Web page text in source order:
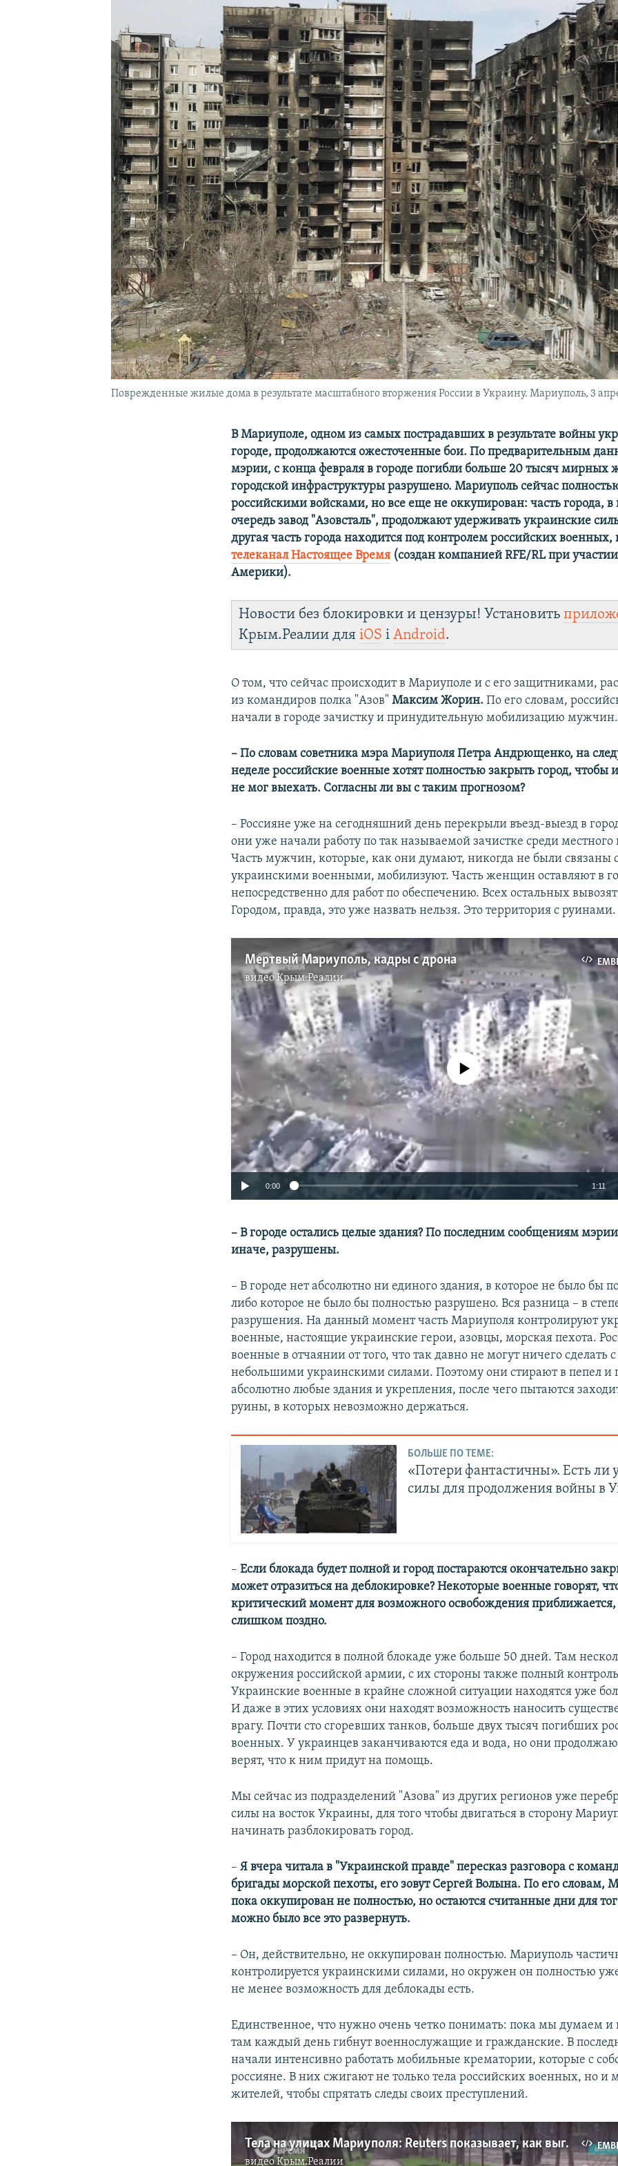
КРЫМ.НЕПОКОРЕННЫЙ
УКРАИНСКАЯ ПРОБЛЕМА КРЫМА
Поврежденные жилые дома в результате масштабного вторжения России в Украину. Мариуполь, 3
В Мариуполе, одном из самых пострадавших в результате войны
городе, продолжаются ожесточенные бои. По предварительным
мэрии, с конца февраля в городе погибли больше 20 тысяч мирных
городской инфраструктуры разрушено. Мариуполь сейчас
российскими войсками, но все еще не оккупирован: часть города, в
очередь завод "Азовсталь", продолжают удерживать украинские
другая часть города находится под контролем российских
телеканал Настоящее Время (создан компанией RFE/RL при участии
Америки).
Новости без блокировки и цензуры! Установить
Крым.Реалии дляiOS іAndroid.
О том, что сейчас происходит в Мариуполе и с его защитниками,
из командиров полка "Азов"Максим Жорин.По его словам,
начали в городе зачистку и принудительную мобилизацию мужчин.
– По словам советника мэра Мариуполя Петра Андрющенко, на
неделе российские военные хотят полностью закрыть город, чтобы
не мог выехать. Согласны ли вы с таким прогнозом?
– Россияне уже на сегодняшний день перекрыли въезд-выезд в
они уже начали работу по так называемой зачистке среди местного
Часть мужчин, которые, как они думают, никогда не были связаны
украинскими военными, мобилизуют. Часть женщин оставляют в
непосредственно для работ по обеспечению. Всех остальных
Городом, правда, это уже назвать нельзя. Это территория с руинами.
Мертвый Мариуполь, кадры с дрона
видеоКрым.Реалии
Auto 240p 360p 480p
720p 1080p
No media source currently available
0:00 1:11
– В городе остались целые здания? По последним сообщениям
иначе, разрушены.
– В городе нет абсолютно ни единого здания, в которое не было бы
либо которое не было бы полностью разрушено. Вся разница – ​в
разрушения. На данный момент часть Мариуполя контролируют
военные, настоящие украинские герои, азовцы, морская пехота.
военные в отчаянии от того, что так давно не могут ничего сделать
небольшими украинскими силами. Поэтому они стирают в пепел и
абсолютно любые здания и укрепления, после чего пытаются
руины, в которых невозможно держаться.
БОЛЬШЕ ПО ТЕМЕ:
«Потери фантастичны». Есть ли
силы для продолжения войны в
– ​Если блокада будет полной и город постараются окончательно
может отразиться на деблокировке? Некоторые военные говорят,
критический момент для возможного освобождения приближается,
слишком поздно.
– Город находится в полной блокаде уже больше 50 дней. Там
окружения российской армии, с их стороны также полный
Украинские военные в крайне сложной ситуации находятся уже
И даже в этих условиях они находят возможность наносить
врагу. Почти сто сгоревших танков, больше двух тысяч погибших
военных. У украинцев заканчиваются еда и вода, но они
верят, что к ним придут на помощь.
Мы сейчас из подразделений "Азова" из других регионов уже
силы на восток Украины, для того чтобы двигаться в сторону
начинать разблокировать город.​
– ​Я вчера читала в "Украинской правде" пересказ разговора с
бригады морской пехоты, его зовут Сергей Волына. По его словам,
пока оккупирован не полностью, но остаются считанные дни для
можно было все это развернуть.
– Он, действительно, не оккупирован полностью. Мариуполь
контролируется украинскими силами, но окружен он полностью
не менее возможность для деблокады есть.
Единственное, что нужно очень четко понимать: пока мы думаем и
там каждый день гибнут военнослужащие и гражданские. В
начали интенсивно работать мобильные крематории, которые с
россияне. В них сжигают не только тела российских военных, но и
жителей, чтобы спрятать следы своих преступлений.
Тела на улицах Мариуполя: Reuters показывает, как выглядят улицы района Завода имени Ильича, захваченного армией РФ
видеоКрым.Реалии